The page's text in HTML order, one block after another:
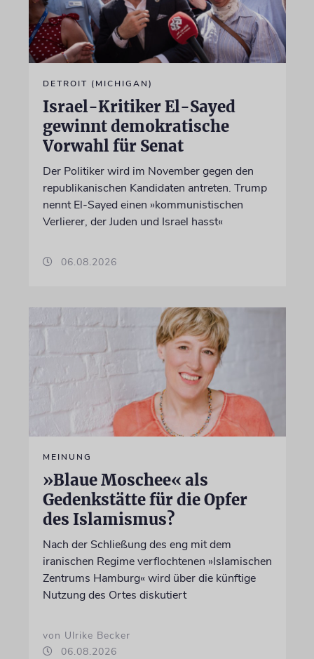
DETROIT (MICHIGAN)
Israel-Kritiker El-Sayed
gewinnt demokratische
Vorwahl für Senat
Der Politiker wird im November gegen den
republikanischen Kandidaten antreten. Trump
nennt El-Sayed einen »kommunistischen
Verlierer, der Juden und Israel hasst«
06.08.2026
MEINUNG
»Blaue Moschee« als
Gedenkstätte für die Opfer
des Islamismus?
Nach der Schließung des eng mit dem
iranischen Regime verflochtenen »Islamischen
Zentrums Hamburg« wird über die künftige
Nutzung des Ortes diskutiert
von Ulrike Becker
06.08.2026